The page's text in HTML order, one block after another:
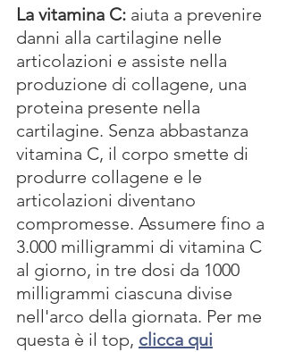
La vitamina C: aiuta a prevenire
danni alla cartilagine nelle
articolazioni e assiste nella
produzione di collagene, una
proteina presente nella
cartilagine. Senza abbastanza
vitamina C, il corpo smette di
produrre collagene e le
articolazioni diventano
compromesse. Assumere fino a
3.000 milligrammi di vitamina C
al giorno, in tre dosi da 1000
milligrammi ciascuna divise
nell'arco della giornata. Per me
questa è il top, clicca qui